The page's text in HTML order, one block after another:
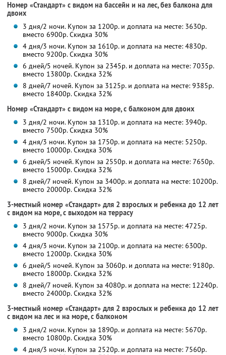
Номер «Стандарт» с видом на бассейн и на лес, без балкона для
двоих
3 дня/2 ночи. Купон за 1200р. и доплата на месте: 3630р.
вместо 6900р.Скидка 30%
4 дня/3 ночи. Купон за 1610р. и доплата на месте: 4830р.
вместо 9200р.Скидка 30%
6 дней/5 ночей. Купон за 2345р. и доплата на месте: 7035р.
вместо 13800р. Скидка 32%
8 дней/7 ночей. Купон за 3125р. и доплата на месте: 9385р.
вместо 18400р. Скидка 32%
Номер «Стандарт» с видом на море, с балконом для двоих
3 дня/2 ночи. Купон за 1310р. и доплата на месте: 3940р.
вместо 7500р.Скидка 30%
4 дня/3 ночи. Купон за 1750р. и доплата на месте: 5250р.
вместо 10000р.Скидка 30%
6 дней/5 ночей. Купон за 2550р. и доплата на месте: 7650р.
вместо 15000р. Скидка 32%
8 дней/7 ночей. Купон за 3400р. и доплата на месте: 10200р.
вместо 20000р. Скидка 32%
3-местный номер «Стандарт» для 2 взрослых и ребенка до 12 лет
с видом на море, с выходом на террасу
3 дня/2 ночи. Купон за 1575р. и доплата на месте: 4725р.
вместо 9000р.Скидка 30%
4 дня/3 ночи. Купон за 2100р. и доплата на месте: 6300р.
вместо 12000р.Скидка 30%
6 дней/5 ночей. Купон за 3060р. и доплата на месте: 9180р.
вместо 18000р. Скидка 32%
8 дней/7 ночей. Купон за 4080р. и доплата на месте: 12240р.
вместо 24000р. Скидка 32%
3-местный номер «Стандарт» для 2 взрослых и ребенка до 12 лет
с видом на лес и на море, с балконом
3 дня/2 ночи. Купон за 1890р. и доплата на месте: 5670р.
вместо 10800р.Скидка 30%
4 дня/3 ночи. Купон за 2520р. и доплата на месте: 7560р.